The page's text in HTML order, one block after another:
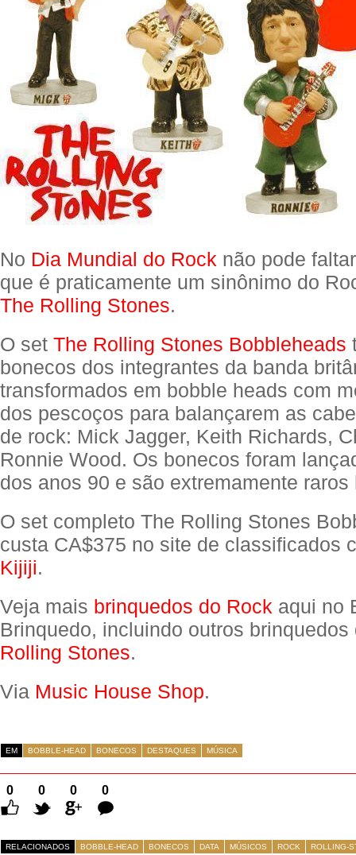
No Dia Mundial do Rock não pode
que é praticamente um sinônimo do
The Rolling Stones.
O set The Rolling Stones Bobbleheads
bonecos dos integrantes da banda
transformados em bobble heads com
dos pescoços para balançarem as
de rock: Mick Jagger, Keith Richards,
Ronnie Wood. Os bonecos foram
dos anos 90 e são extremamente raros
O set completo The Rolling Stones
custa CA$375 no site de classificados
Kijiji.
Veja mais brinquedos do Rock aqui no
Brinquedo, incluindo outros
Rolling Stones.
Via Music House Shop.
EM BOBBLE-HEAD BONECOS DESTAQUES MÚSICA
0 0 0
0
Comentários
RELACIONADOS BOBBLE-HEAD BONECOS DATA MÚSICOS ROCK ROLLING-